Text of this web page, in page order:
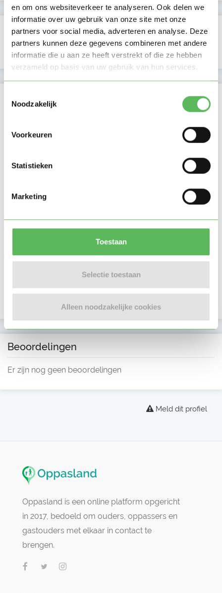
en om ons websiteverkeer te analyseren. Ook delen we
informatie over uw gebruik van onze site met onze
partners voor social media, adverteren en analyse. Deze
partners kunnen deze gegevens combineren met andere
informatie die u aan ze heeft verstrekt of die ze hebben
verzameld op basis van uw gebruik van hun services.
Noodzakelijk
Voorkeuren
Statistieken
Marketing
Toestaan
Selectie toestaan
Alleen noodzakelijke cookies
Verificaties
E-mailadres is geverifieerd
Beoordelingen
Er zijn nog geen beoordelingen
Meld dit profiel
Oppasland is een online platform opgericht
in 2017, bedoeld om ouders, oppassers en
gastouders met elkaar in contact te
brengen.